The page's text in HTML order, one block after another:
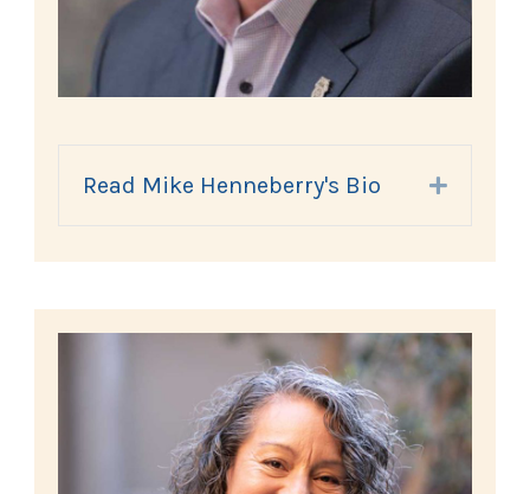
Read Mike Henneberry's Bio Expand